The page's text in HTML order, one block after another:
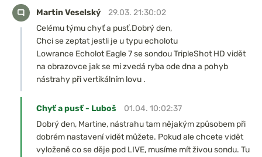
Martin Veselský
29.03. 21:30:02
Celému týmu chyť a pusť.Dobrý den,
Chci se zeptat jestli je u typu echolotu
Lowrance Echolot Eagle 7 se sondou TripleShot HD vidět
na obrazovce jak se mi zvedá ryba ode dna a pohyb
nástrahy při vertikálním lovu .
Chyť a pusť - Luboš
01.04. 10:02:37
Dobrý den, Martine, nástrahu tam nějakým způsobem při
dobrém nastavení vidět můžete. Pokud ale chcete vidět
vyloženě co se děje pod LIVE, musíme mít živou sondu. Tu